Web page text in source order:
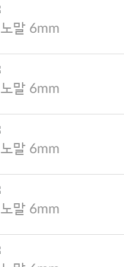
노말 6mm
노말 6mm
노말 6mm
노말 6mm